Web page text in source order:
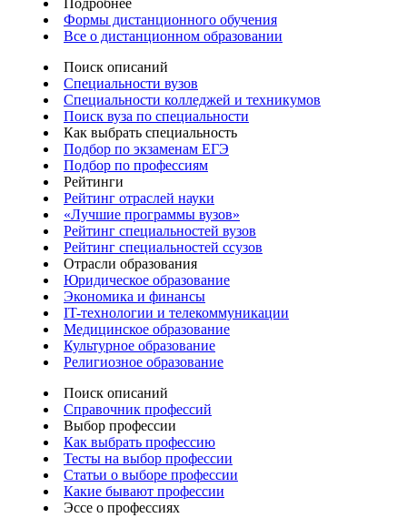
Формы дистанционного обучения
Все о дистанционном образовании
Поиск описаний
Специальности вузов
Специальности колледжей и техникумов
Поиск вуза по специальности
Как выбрать специальность
Подбор по экзаменам ЕГЭ
Подбор по профессиям
Рейтинги
Рейтинг отраслей науки
«Лучшие программы вузов»
Рейтинг специальностей вузов
Рейтинг специальностей ссузов
Отрасли образования
Юридическое образование
Экономика и финансы
IT-технологии и телекоммуникации
Медицинское образование
Культурное образование
Религиозное образование
Поиск описаний
Справочник профессий
Выбор профессии
Как выбрать профессию
Тесты на выбор профессии
Статьи о выборе профессии
Какие бывают профессии
Эссе о профессиях